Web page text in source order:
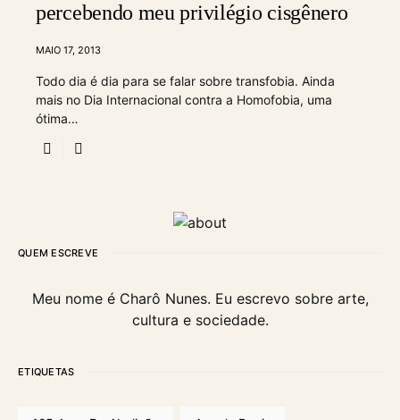
percebendo meu privilégio cisgênero
MAIO 17, 2013
Todo dia é dia para se falar sobre transfobia. Ainda
mais no Dia Internacional contra a Homofobia, uma
ótima…
QUEM ESCREVE
Meu nome é Charô Nunes. Eu escrevo sobre arte,
cultura e sociedade.
ETIQUETAS